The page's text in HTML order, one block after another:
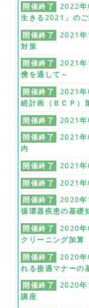
開催終了
2022年
生きる2021」のご
開催終了
2021年
対策
開催終了
2021年
携を通して～
開催終了
2021年
続計画（ＢＣＰ）
開催終了
2021年
開催終了
2021
内
開催終了
2021年
開催終了
2021年
開催終了
2020年
循環器疾患の基礎
開催終了
2020
クリーニング加算
開催終了
2020
れる接遇マナーの
開催終了
2020
講座